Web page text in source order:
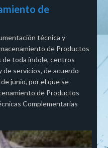
de
técnica y
de Productos
toda índole, centros
servicios, de acuerdo
junio, por el que se
de Productos
Complementarias